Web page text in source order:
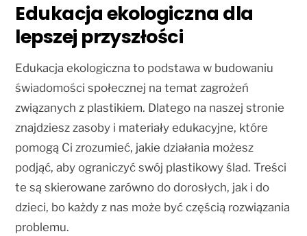
Edukacja ekologiczna dla
lepszej przyszłości
Edukacja ekologiczna to podstawa w budowaniu
świadomości społecznej na temat zagrożeń
związanych z plastikiem. Dlatego na naszej stronie
znajdziesz zasoby i materiały edukacyjne, które
pomogą Ci zrozumieć, jakie działania możesz
podjąć, aby ograniczyć swój plastikowy ślad. Treści
te są skierowane zarówno do dorosłych, jak i do
dzieci, bo każdy z nas może być częścią rozwiązania
problemu.